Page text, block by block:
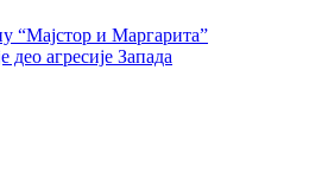
“Мајстор и Маргарита”
агресије Запада